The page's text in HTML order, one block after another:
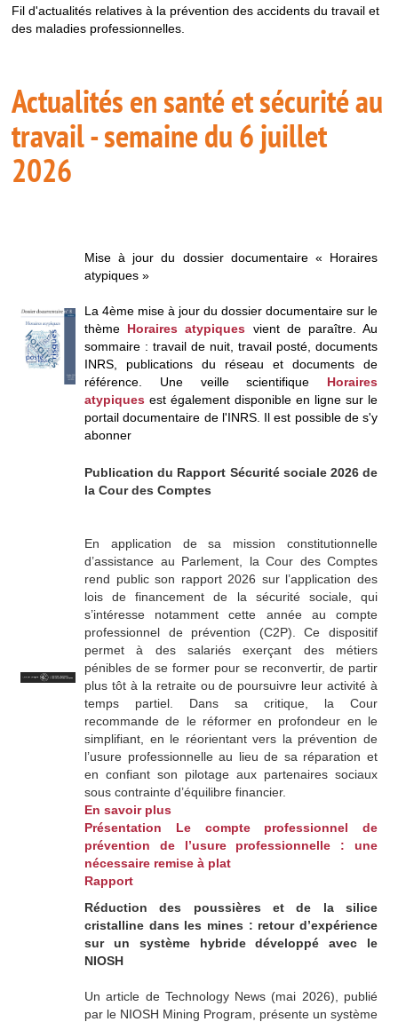
Fil d'actualités relatives à la prévention des accidents du travail et
des maladies professionnelles.
Actualités en santé et sécurité au
travail - semaine du 6 juillet
2026
Mise à jour du dossier documentaire « Horaires
atypiques »
La 4ème mise à jour du dossier documentaire sur le
thème Horaires atypiques vient de paraître. Au
sommaire : travail de nuit, travail posté, documents
INRS, publications du réseau et documents de
référence. Une veille scientifique Horaires
atypiques est également disponible en ligne sur le
portail documentaire de l'INRS. Il est possible de s'y
abonner
Publication du Rapport Sécurité sociale 2026 de
la Cour des Comptes
En application de sa mission constitutionnelle
d’assistance au Parlement, la Cour des Comptes
rend public son rapport 2026 sur l’application des
lois de financement de la sécurité sociale, qui
s’intéresse notamment cette année au compte
professionnel de prévention (C2P). Ce dispositif
permet à des salariés exerçant des métiers
pénibles de se former pour se reconvertir, de partir
plus tôt à la retraite ou de poursuivre leur activité à
temps partiel. Dans sa critique, la Cour
recommande de le réformer en profondeur en le
simplifiant, en le réorientant vers la prévention de
l’usure professionnelle au lieu de sa réparation et
en confiant son pilotage aux partenaires sociaux
sous contrainte d’équilibre financier.
En savoir plus
Présentation Le compte professionnel de
prévention de l’usure professionnelle : une
nécessaire remise à plat
Rapport
Réduction des poussières et de la silice
cristalline dans les mines : retour d’expérience
sur un système hybride développé avec le
NIOSH
Un article de Technology News (mai 2026), publié
par le NIOSH Mining Program, présente un système